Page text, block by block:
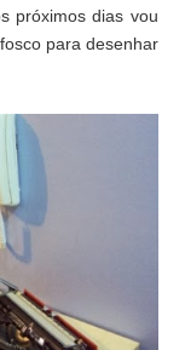
próximos dias vou
para desenhar